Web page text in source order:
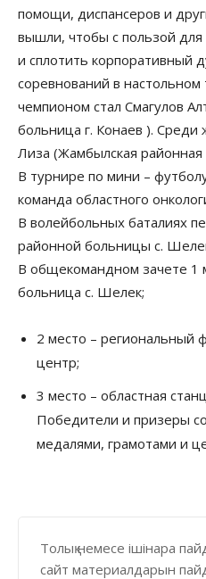
помощи, диспансеров и
вышли, чтобы с пользой
и сплотить корпоративный
соревнований в
чемпионом стал Смагулов
больница г. Конаев ).
Лиза (Жамбылская
В турнире по мини –
команда областного
В волейбольных баталиях
районной больницы с.
В общекомандном зачете 1
больница с. Шелек;
2 место – региональный
центр;
3 место – областная
Победители и призеры
медалями, грамотами и
Толық немесе ішінара
сайт материалдарын